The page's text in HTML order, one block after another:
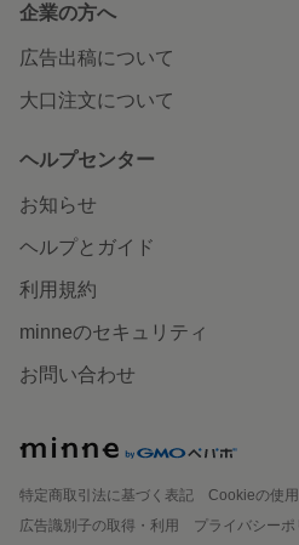
企業の方へ
広告出稿について
大口注文について
ヘルプセンター
お知らせ
ヘルプとガイド
利用規約
minneのセキュリティ
お問い合わせ
特定商取引法に基づく表記
Cookieの使
広告識別子の取得・利用
プライバシーポ